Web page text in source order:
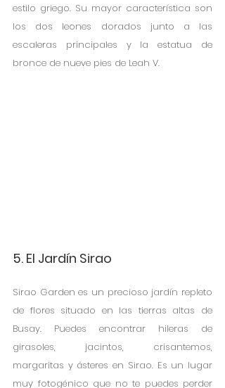
estilo griego. Su mayor característica son
los dos leones dorados junto a las
escaleras principales y la estatua de
bronce de nueve pies de Leah V.
5. El Jardín Sirao
Sirao Garden es un precioso jardín repleto
de flores situado en las tierras altas de
Busay. Puedes encontrar hileras de
girasoles, jacintos, crisantemos,
margaritas y ásteres en Sirao. Es un lugar
muy fotogénico que no te puedes perder